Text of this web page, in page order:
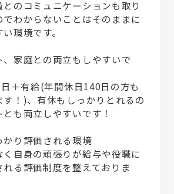
とのコミュニケーションも取り
でわからないことはそのままに
環境です。
家庭との両立もしやすいで
＋有給(年間休日140日の方も
す！)、有休もしっかりとれるの
も両立しやすいです！
り評価される環境
自身の頑張りが給与や役職に
れる評価制度を整えておりま